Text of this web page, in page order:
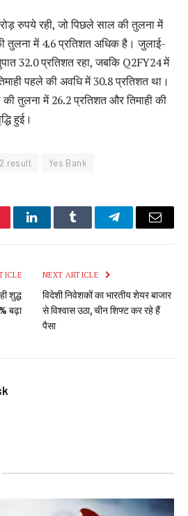
रुपये रही, जो पिछले साल की तुलना में
तुलना में 4.6 प्रतिशत अधिक है। जुलाई-
32.0 प्रतिशत रहा, जबकि Q2FY24 में
पहले की अवधि में 30.8 प्रतिशत था।
तुलना में 26.2 प्रतिशत और तिमाही की
हुई।
result Yes Bank
LinkedInTumblr TelegramEmail
शुद्ध
बढ़ा
NEXT ARTICLE
विदेशी निवेशकों का भारतीय शेयर बाजार
से विश्वास उठा, चीन शिफ्ट कर रहे हैं
पैसा